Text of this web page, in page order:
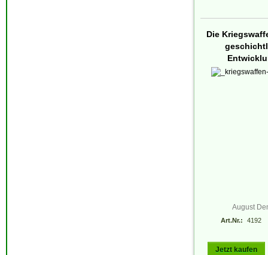
Die
August
Art.Nr.: 4192
Jetzt kaufen